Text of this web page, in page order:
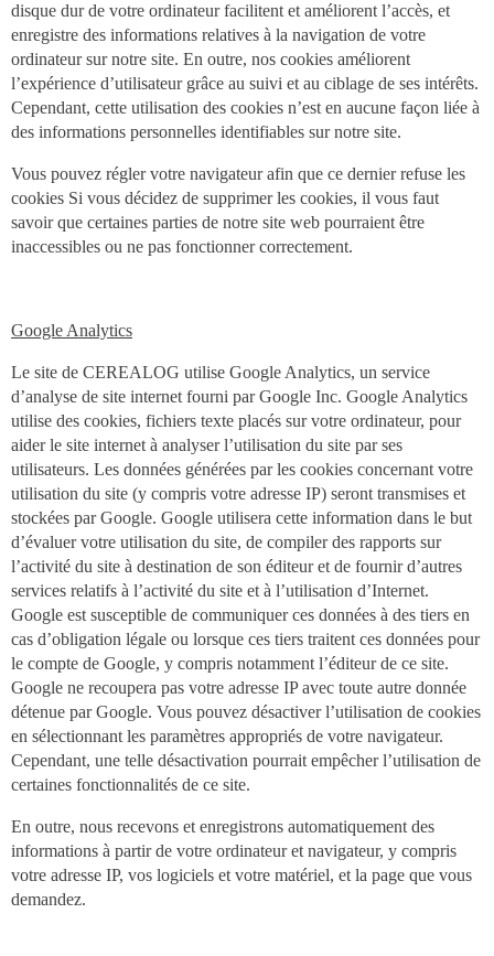
disque dur de votre ordinateur facilitent et améliorent l’accès, et
enregistre des informations relatives à la navigation de votre
ordinateur sur notre site. En outre, nos cookies améliorent
l’expérience d’utilisateur grâce au suivi et au ciblage de ses intérêts.
Cependant, cette utilisation des cookies n’est en aucune façon liée à
des informations personnelles identifiables sur notre site.
Vous pouvez régler votre navigateur afin que ce dernier refuse les
cookies Si vous décidez de supprimer les cookies, il vous faut
savoir que certaines parties de notre site web pourraient être
inaccessibles ou ne pas fonctionner correctement.
Google Analytics
Le site de CEREALOG utilise Google Analytics, un service
d’analyse de site internet fourni par Google Inc. Google Analytics
utilise des cookies, fichiers texte placés sur votre ordinateur, pour
aider le site internet à analyser l’utilisation du site par ses
utilisateurs. Les données générées par les cookies concernant votre
utilisation du site (y compris votre adresse IP) seront transmises et
stockées par Google. Google utilisera cette information dans le but
d’évaluer votre utilisation du site, de compiler des rapports sur
l’activité du site à destination de son éditeur et de fournir d’autres
services relatifs à l’activité du site et à l’utilisation d’Internet.
Google est susceptible de communiquer ces données à des tiers en
cas d’obligation légale ou lorsque ces tiers traitent ces données pour
le compte de Google, y compris notamment l’éditeur de ce site.
Google ne recoupera pas votre adresse IP avec toute autre donnée
détenue par Google. Vous pouvez désactiver l’utilisation de cookies
en sélectionnant les paramètres appropriés de votre navigateur.
Cependant, une telle désactivation pourrait empêcher l’utilisation de
certaines fonctionnalités de ce site.
En outre, nous recevons et enregistrons automatiquement des
informations à partir de votre ordinateur et navigateur, y compris
votre adresse IP, vos logiciels et votre matériel, et la page que vous
demandez.